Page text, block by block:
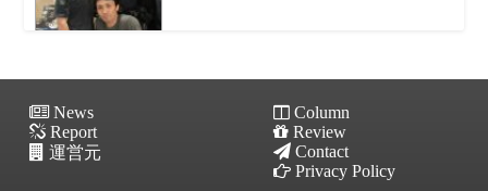
News
Column
Report
Review
運営元
Contact
Privacy Policy